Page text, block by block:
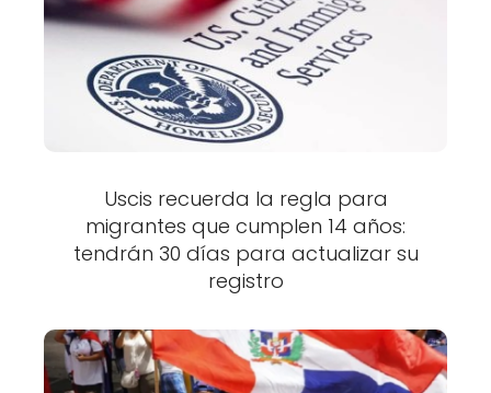
Uscis recuerda la regla para
migrantes que cumplen 14 años:
tendrán 30 días para actualizar su
registro